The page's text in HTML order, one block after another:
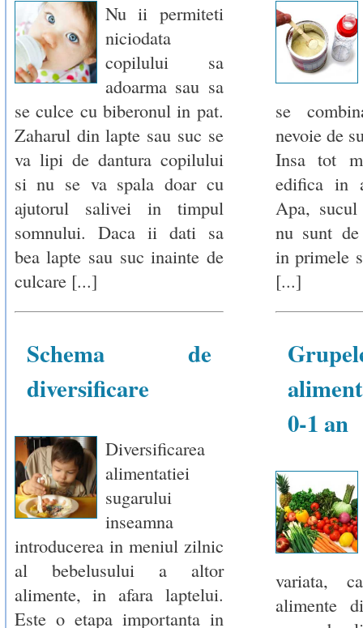
Nu ii permiteti
niciodata
copilului sa
adoarma sau sa
se culce cu biberonul in pat.
Zaharul din lapte sau suc se
va lipi de dantura copilului
si nu se va spala doar cu
ajutorul salivei in timpul
somnului. Daca ii dati sa
bea lapte sau suc inainte de
culcare [...]
se
nevoie de
Insa tot
edifica in
Apa,
nu sunt de
in primele
[...]
Schema de
diversificare
Diversificarea
alimentatiei
sugarului
inseamna
introducerea in meniul zilnic
al bebelusului a altor
alimente, in afara laptelui.
Este o etapa importanta in
0-1 an
variata,
alimente